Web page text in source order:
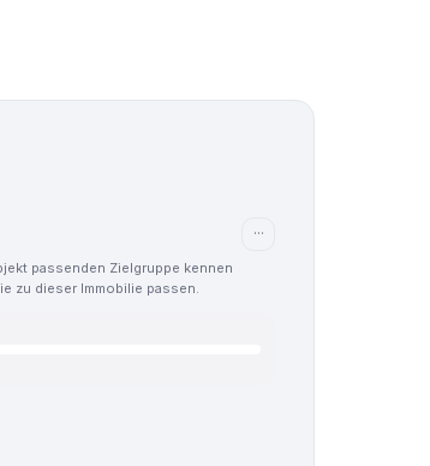
···
passenden Zielgruppe kennen
zu dieser Immobilie passen.